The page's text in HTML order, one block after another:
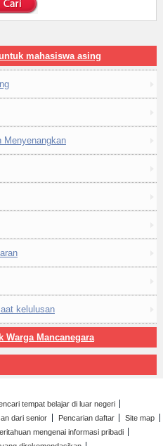
mahasiswa asing
Menyenangkan
kelulusan
Warga Mancanegara
tempat belajar di luar negeri
dari senior Pencarian daftar
Site map
mengenai informasi pribadi